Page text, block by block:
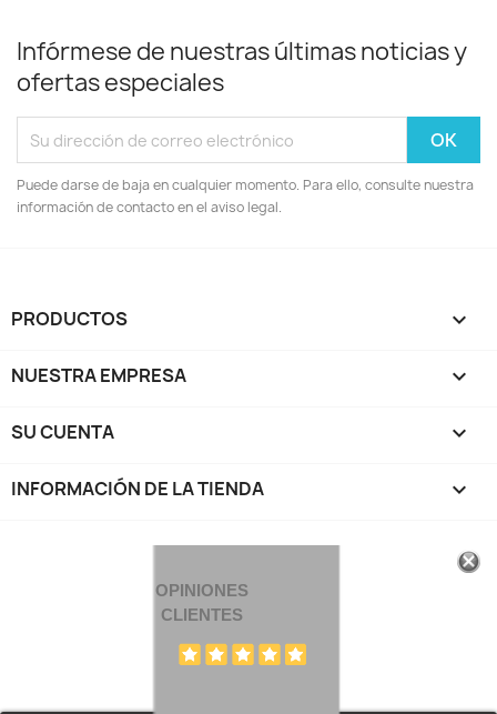
Infórmese de nuestras últimas noticias y
ofertas especiales
Puede darse de baja en cualquier momento. Para ello, consulte nuestra
información de contacto en el aviso legal.
PRODUCTOS 
NUESTRA EMPRESA 
SU CUENTA 
INFORMACIÓN DE LA TIENDA keyboard_arrow_down
OPINIONES
CLIENTES